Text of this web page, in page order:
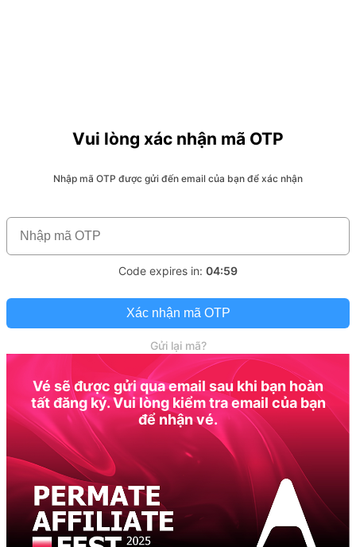
Vui lòng xác nhận mã OTP
Nhập mã OTP được gửi đến email của bạn để xác nhận
Code expires in: 04:59
Xác nhận mã OTP
Gửi lại mã?
Vé sẽ được gửi qua email sau khi bạn hoàn
tất đăng ký. Vui lòng kiểm tra email của bạn
để nhận vé.